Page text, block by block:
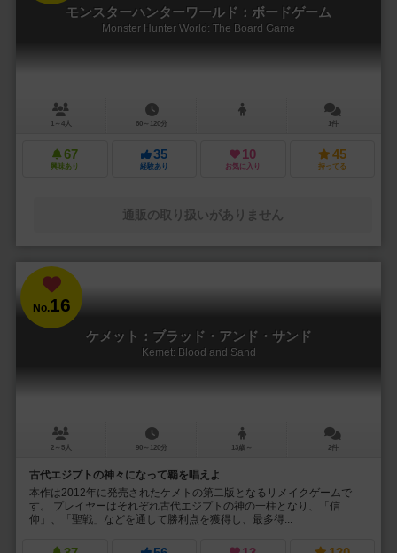
モンスターハンターワールド：ボードゲーム
Monster Hunter World: The Board Game
1～4人 60～120分 1件
67
興味あり
35
経験あり
10
お気に入り
45
持ってる
通販の取り扱いがありません
No.16
ケメット：ブラッド・アンド・サンド
Kemet: Blood and Sand
2～5人 90～120分 13歳～ 2件
古代エジプトの神々になって覇を唱えよ
本作は2012年に発売されたケメトの第二版となるリメイクゲームで
す。 プレイヤーはそれぞれ古代エジプトの神の一柱となり、「信
仰」、「聖戦」などを通して勝利点を獲得し、最多得...